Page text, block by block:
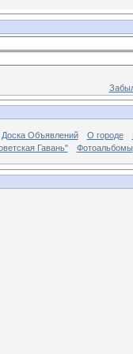
Доска Объявлений О городе
Гавань" Фотоальбомы